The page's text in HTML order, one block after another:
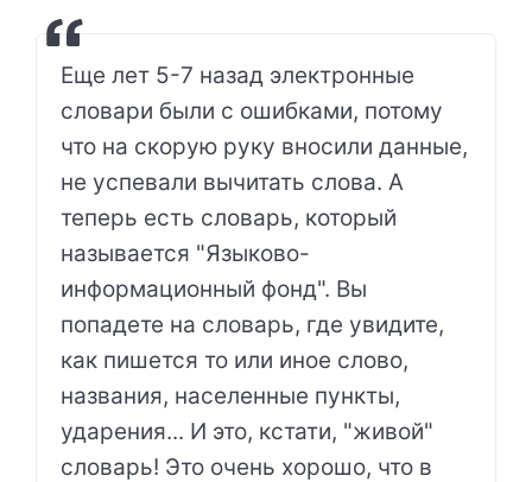
Еще лет 5-7 назад электронные
словари были с ошибками, потому
что на скорую руку вносили данные,
не успевали вычитать слова. А
теперь есть словарь, который
называется "Языково-
информационный фонд". Вы
попадете на словарь, где увидите,
как пишется то или иное слово,
названия, населенные пункты,
ударения... И это, кстати, "живой"
словарь! Это очень хорошо, что в